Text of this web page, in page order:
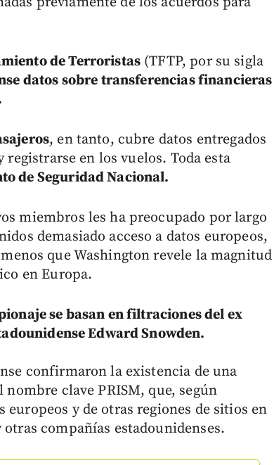
de Terroristas (TFTP, por su sigla
datos sobre transferencias financieras
, en tanto, cubre datos entregados
en los vuelos. Toda esta
de Seguridad Nacional.
miembros les ha preocupado por largo
demasiado acceso a datos europeos,
que Washington revele la magnitud
en Europa.
se basan en filtraciones del ex
Edward Snowden.
confirmaron la existencia de una
clave PRISM, que, según
y de otras regiones de sitios en
compañías estadounidenses.